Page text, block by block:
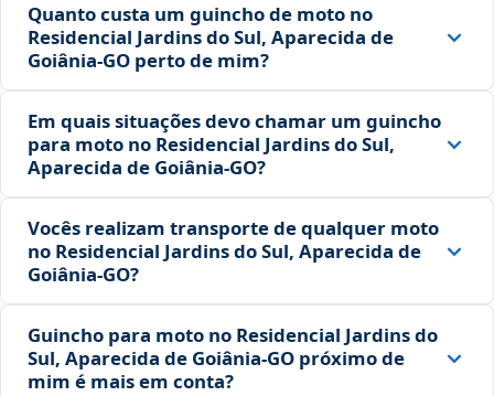
Quanto custa um guincho de moto no
Residencial Jardins do Sul, Aparecida de
Goiânia‑GO perto de mim?
Em quais situações devo chamar um guincho
para moto no Residencial Jardins do Sul,
Aparecida de Goiânia‑GO?
Vocês realizam transporte de qualquer moto
no Residencial Jardins do Sul, Aparecida de
Goiânia‑GO?
Guincho para moto no Residencial Jardins do
Sul, Aparecida de Goiânia‑GO próximo de
mim é mais em conta?